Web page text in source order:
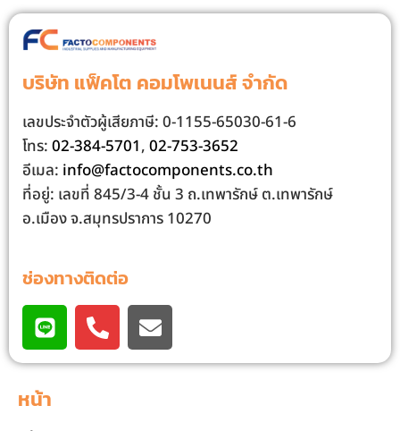
บริษัท แฟ็คโต คอมโพเนนส์ จํากัด
เลขประจําตัวผู้เสียภาษี: 0-1155-65030-61-6
โทร:02-384-5701,02-753-3652
อีเมล: info@factocomponents.co.th
ที่อยู่: เลขที่ 845/3-4 ชั้น 3 ถ.เทพารักษ์ ต.เทพารักษ์
อ.เมือง จ.สมุทรปราการ 10270
ช่องทางติดต่อ
หน้า